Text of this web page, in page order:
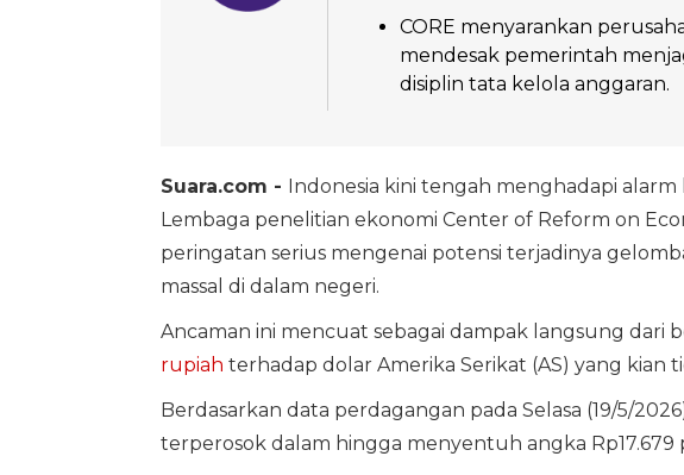
CORE menyarankan
mendesak pemerintah
disiplin tata kelola anggaran.
Suara.com - Indonesia kini tengah menghadapi
Lembaga penelitian ekonomi Center of Reform on
peringatan serius mengenai potensi terjadinya
massal di dalam negeri.
Ancaman ini mencuat sebagai dampak langsung dari
rupiah terhadap dolar Amerika Serikat (AS) yang kian
Berdasarkan data perdagangan pada Selasa (19/5/
terperosok dalam hingga menyentuh angka Rp17.679